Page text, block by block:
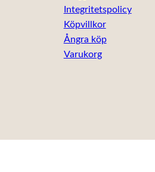
Integritetspolicy
Köpvillkor
Ångra köp
Varukorg